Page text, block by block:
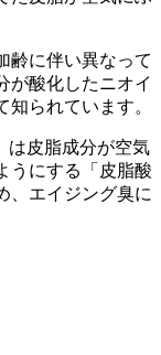
齢に伴い異なって
が酸化したニオイ
られています。
は皮脂成分が空気
うにする「 皮脂酸
、エイジング臭に